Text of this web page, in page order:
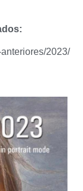
:
2023/